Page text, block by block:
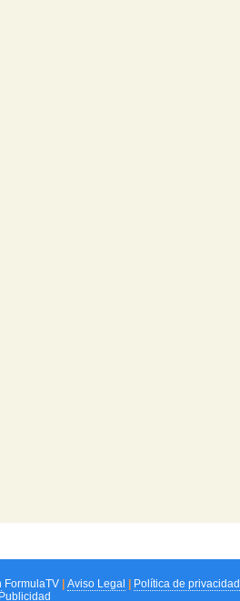
FormulaTV Aviso Legal
Política de privacidad
Publicidad